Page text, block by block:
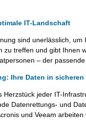
IT-Landschaft
sind unerlässlich,
zu treffen und gibt Ihnen
– der
Ihre Daten in sicheren
Herzstück jeder IT-
Datenrettungs- und
und Veeam